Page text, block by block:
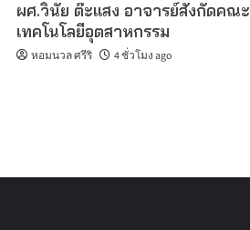
ผศ.วินัย ต๊ะแสง อาจารย์สังกัดคณะ
เทคโนโลยีอุตสาหกรรม
หอมนวล ศรีริ 4 ชั่วโมง ago